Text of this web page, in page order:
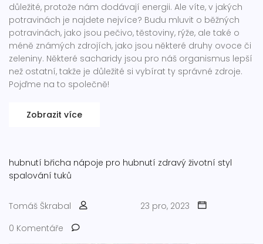
důležité, protože nám dodávají energii. Ale víte, v jakých
potravinách je najdete nejvíce? Budu mluvit o běžných
potravinách, jako jsou pečivo, těstoviny, rýže, ale také o
méně známých zdrojích, jako jsou některé druhy ovoce či
zeleniny. Některé sacharidy jsou pro náš organismus lepší
než ostatní, takže je důležité si vybírat ty správné zdroje.
Pojďme na to společně!
Zobrazit více
hubnutí břicha nápoje pro hubnutí zdravý životní styl
spalování tuků
Tomáš Škrabal
23 pro, 2023
0 Komentáře